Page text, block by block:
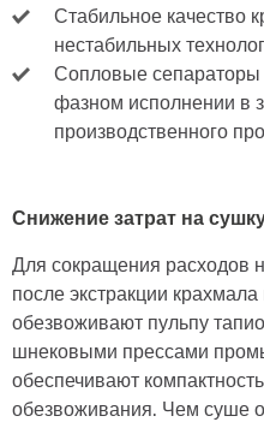
Стабильное качество
нестабильных
Сопловые
фазном исполнении в
производственного
Снижение затрат на
Для сокращения расходов
после экстракции
обезвоживают пульпу
шнековыми прессами
обеспечивают
обезвоживания. Чем суше